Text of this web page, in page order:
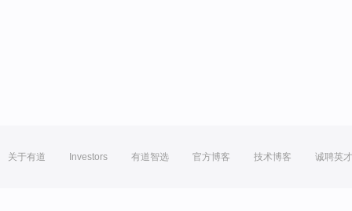
关于有道 Investors 有道智选 官方博客 技术博客 诚聘英才